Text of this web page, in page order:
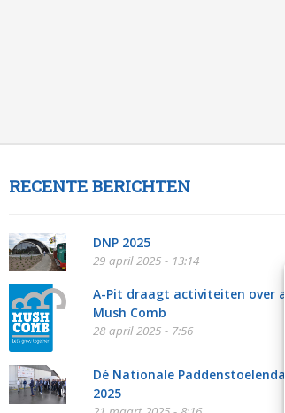
RECENTE BERICHTEN
DNP 2025
29 april 2025 - 13:14
A-Pit draagt activiteiten over
Mush Comb
28 april 2025 - 7:56
Dé Nationale Paddenstoelendag
2025